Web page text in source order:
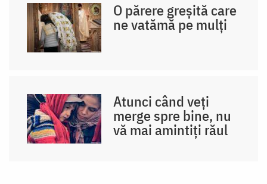
O părere greșită care
ne vatămă pe mulți
Atunci când veți
merge spre bine, nu
vă mai amintiți răul